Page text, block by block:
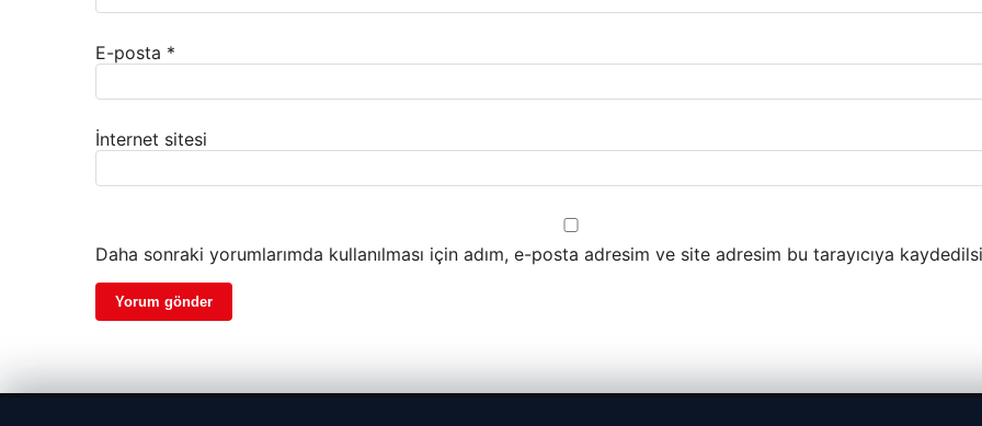
E-posta *
İnternet sitesi
Daha sonraki yorumlarımda kullanılması için adım, e-posta adresim ve site adresim bu tarayıcıya